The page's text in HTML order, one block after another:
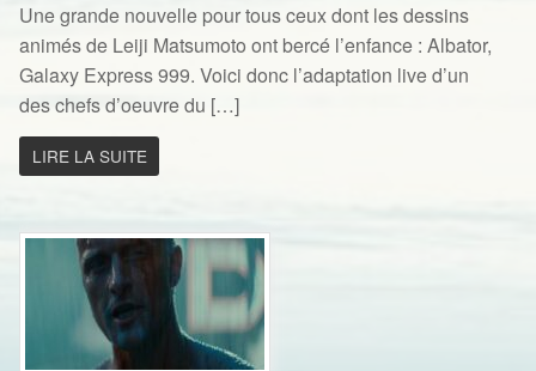
Une grande nouvelle pour tous ceux dont les dessins
animés de Leiji Matsumoto ont bercé l’enfance : Albator,
Galaxy Express 999. Voici donc l’adaptation live d’un
des chefs d’oeuvre du […]
LIRE LA SUITE